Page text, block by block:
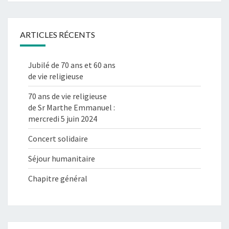
ARTICLES RÉCENTS
Jubilé de 70 ans et 60 ans
de vie religieuse
70 ans de vie religieuse
de Sr Marthe Emmanuel :
mercredi 5 juin 2024
Concert solidaire
Séjour humanitaire
Chapitre général